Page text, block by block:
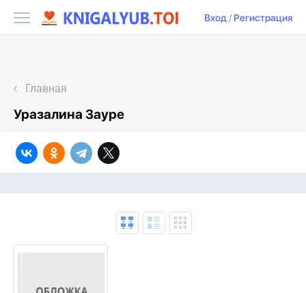
Вход/ Регистрация
Главная
Уразалина Зауре